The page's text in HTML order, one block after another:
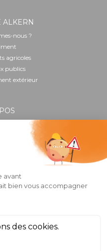
ALKERN
nous ?
agricoles
publics
extérieur
et sociale
pro